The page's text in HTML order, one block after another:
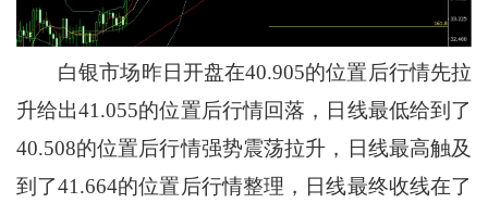
白银市场昨日开盘在40.905的位置后行情先拉
升给出41.055的位置后行情回落，日线最低给到了
40.508的位置后行情强势震荡拉升，日线最高触及
到了41.664的位置后行情整理，日线最终收线在了